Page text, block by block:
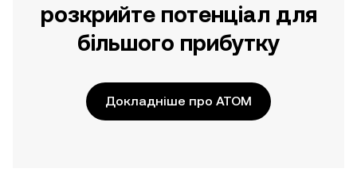
розкрийте потенціал для
більшого прибутку
Докладніше про ATOM